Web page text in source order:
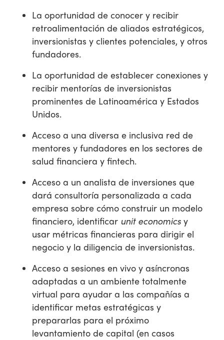
La oportunidad de conocer y recibir
retroalimentación de aliados estratégicos,
inversionistas y clientes potenciales, y otros
fundadores.
La oportunidad de establecer conexiones y
recibir mentorías de inversionistas
prominentes de Latinoamérica y Estados
Unidos.
Acceso a una diversa e inclusiva red de
mentores y fundadores en los sectores de
salud financiera y fintech.
Acceso a un analista de inversiones que
dará consultoría personalizada a cada
empresa sobre cómo construir un modelo
financiero, identificar unit economics y
usar métricas financieras para dirigir el
negocio y la diligencia de inversionistas.
Acceso a sesiones en vivo y asíncronas
adaptadas a un ambiente totalmente
virtual para ayudar a las compañías a
identificar metas estratégicas y
prepararlas para el próximo
levantamiento de capital (en casos